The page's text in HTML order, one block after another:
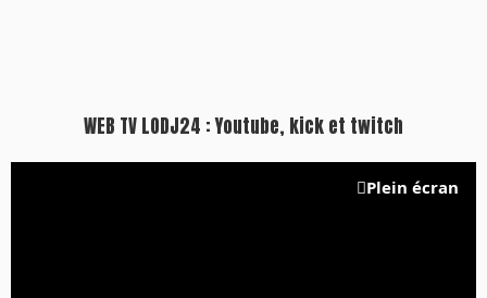
WEB TV LODJ24 : Youtube, kick et twitch
Plein écran